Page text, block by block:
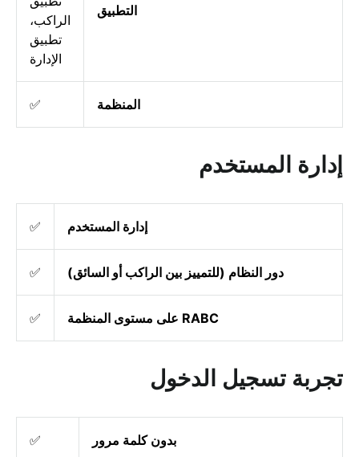
التطبيق
الراكب،
تطبيق
الإدارة
المنظمة ✅
إدارة المستخدم
إدارة المستخدم ✅
دور النظام (للتمييز بين الراكب أو السائق) ✅
RABC على مستوى المنظمة ✅
تجربة تسجيل الدخول
بدون كلمة مرور ✅